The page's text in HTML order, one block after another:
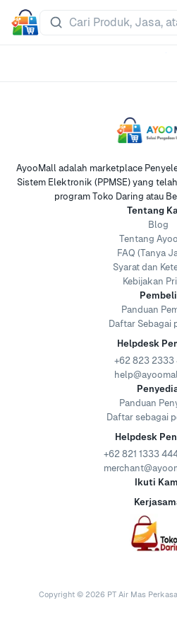
AyooMall adalah marketplace
Sistem Elektronik (PPMSE) yang
program Toko Daring atau
Tentang
Blog
Tentang
FAQ (Tanya
Syarat dan
Kebijakan
Pembeli
Panduan
Daftar Sebagai
Helpdesk
+62 823 2333
Panduan
Daftar sebagai
Helpdesk
+62 821 1333
Ikuti
Copyright © 2026 PT Air Mas